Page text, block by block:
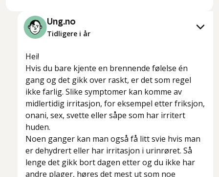
Ung.no
Tidligere i år
Hei!
Hvis du bare kjente en brennende følelse én
gang og det gikk over raskt, er det som regel
ikke farlig. Slike symptomer kan komme av
midlertidig irritasjon, for eksempel etter friksjon,
onani, sex, svette eller såpe som har irritert
huden.
Noen ganger kan man også få litt svie hvis man
er dehydrert eller har irritasjon i urinrøret. Så
lenge det gikk bort dagen etter og du ikke har
andre plager, høres det mest ut som noe